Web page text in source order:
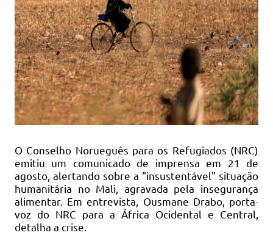
O Conselho Norueguês para os Refugiados (NRC)
emitiu um comunicado de imprensa em 21 de
agosto, alertando sobre a "insustentável" situação
humanitária no Mali, agravada pela insegurança
alimentar. Em entrevista, Ousmane Drabo, porta-
voz do NRC para a África Ocidental e Central,
detalha a crise.